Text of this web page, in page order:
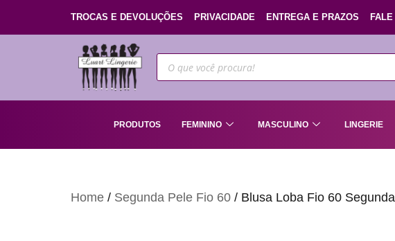
TROCAS E DEVOLUÇÕES PRIVACIDADE ENTREGA E PRAZOS
PRODUTOS FEMININO MASCULINO LINGERIE
Home / Segunda Pele Fio 60 / Blusa Loba Fio 60